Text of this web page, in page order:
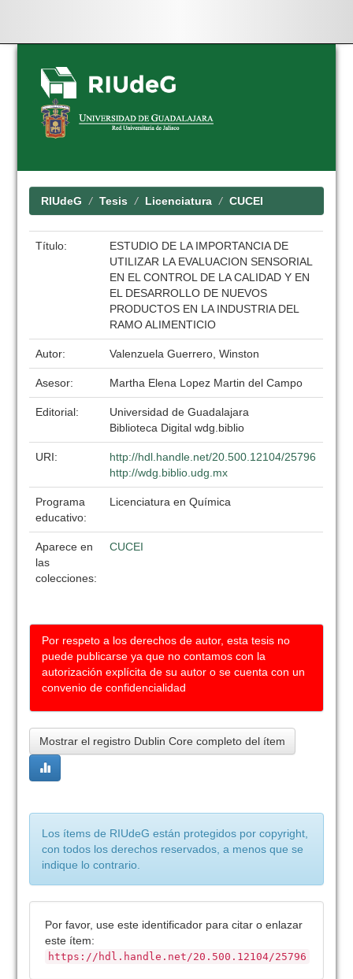
Skip
navigation
RIUdeG Tesis Licenciatura CUCEI
Título:
ESTUDIO DE LA IMPORTANCIA DE
UTILIZAR LA EVALUACION SENSORIAL
EN EL CONTROL DE LA CALIDAD Y EN
EL DESARROLLO DE NUEVOS
PRODUCTOS EN LA INDUSTRIA DEL
RAMO ALIMENTICIO
Autor: Valenzuela Guerrero, Winston
Asesor: Martha Elena Lopez Martin del Campo
Editorial:
Universidad de Guadalajara
Biblioteca Digital wdg.biblio
URI:
http://hdl.handle.net/20.500.12104/25796
http://wdg.biblio.udg.mx
Programa
educativo:
Licenciatura en Química
Aparece en
las
colecciones:
CUCEI
Por respeto a los derechos de autor, esta tesis no
puede publicarse ya que no contamos con la
autorización explícita de su autor o se cuenta con un
convenio de confidencialidad
Mostrar el registro Dublin Core completo del ítem
Los ítems de RIUdeG están protegidos por copyright,
con todos los derechos reservados, a menos que se
indique lo contrario.
Por favor, use este identificador para citar o enlazar
este ítem:
https://hdl.handle.net/20.500.12104/25796